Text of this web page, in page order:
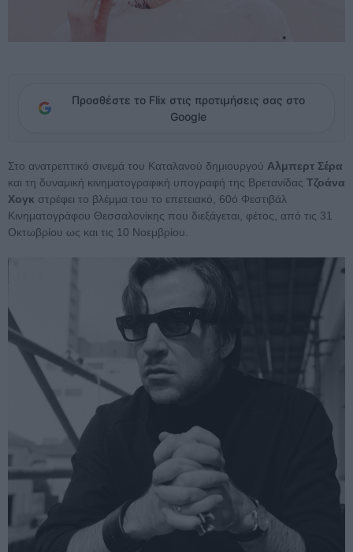
Προσθέστε το Flix στις προτιμήσεις σας στο
Google
Στο ανατρεπτικό σινεμά του Καταλανού δημιουργού Αλμπερτ Σέρα
και τη δυναμική κινηματογραφική υπογραφή της Βρετανίδας Τζοάνα
Χογκ στρέφει το βλέμμα του το επετειακό, 60ό Φεστιβάλ
Κινηματογράφου Θεσσαλονίκης που διεξάγεται, φέτος, από τις 31
Οκτωβρίου ως και τις 10 Νοεμβρίου.